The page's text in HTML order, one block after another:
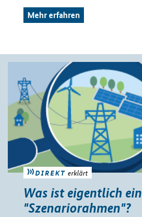
Mehr erfahren
DIREKT erklärt
Was ist eigentlich ein
"Szenariorahmen"?